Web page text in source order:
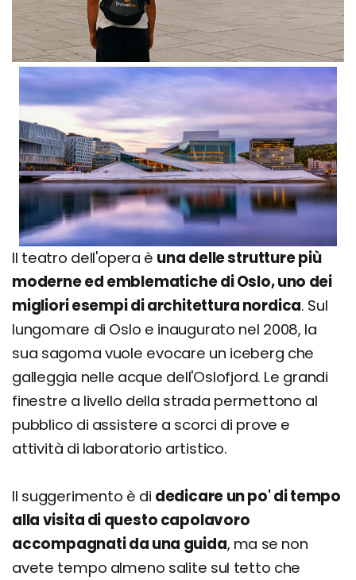
Il teatro dell'opera è una delle strutture più
moderne ed emblematiche di Oslo, uno dei
migliori esempi di architettura nordica. Sul
lungomare di Oslo e inaugurato nel 2008, la
sua sagoma vuole evocare un iceberg che
galleggia nelle acque dell'Oslofjord. Le grandi
finestre a livello della strada permettono al
pubblico di assistere a scorci di prove e
attività di laboratorio artistico.
Il suggerimento è di dedicare un po' di tempo
alla visita di questo capolavoro
accompagnati da una guida, ma se non
avete tempo almeno salite sul tetto che